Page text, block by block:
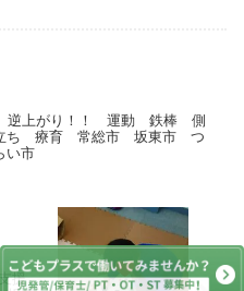
らい市 坂東市 守谷市
逆上がり！！ 運動 鉄棒 側
ち 療育 常総市 坂東市 つ
い市
支援